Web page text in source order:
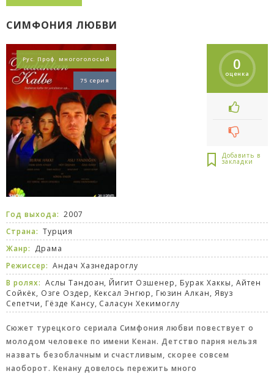
СИМФОНИЯ ЛЮБВИ
Рус. Проф. многоголосый
75 серия
0
оценка
Год выхода: 2007
Страна: Турция
Жанр: Драма
Режиссер: Андач Хазнедароглу
В ролях: Аслы Тандоан, Йигит Озшенер, Бурак Хаккы, Айтен
Сойкёк, Озге Оздер, Кексал Энгюр, Гюзин Алкан, Явуз
Сепетчи, Гёзде Кансу, Саласун Хекимоглу
Сюжет турецкого сериала Симфония любви повествует о
молодом человеке по имени Кенан. Детство парня нельзя
назвать безоблачным и счастливым, скорее совсем
наоборот. Кенану довелось пережить много